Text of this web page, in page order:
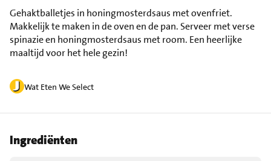
Wat Eten We Select
Gehaktballetjes in honingmosterdsaus met ovenfriet.
Makkelijk te maken in de oven en de pan. Serveer met verse
spinazie en honingmosterdsaus met room. Een heerlijke
maaltijd voor het hele gezin!
Ingrediënten